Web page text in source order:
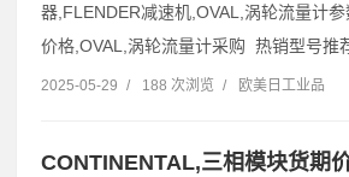
器,FLENDER减速机,OVAL,涡轮流量计
价格,OVAL,涡轮流量计采购 热销型号推
2025-05-29 / 188 次浏览 / 欧美日工业品
CONTINENTAL,三相模块货期